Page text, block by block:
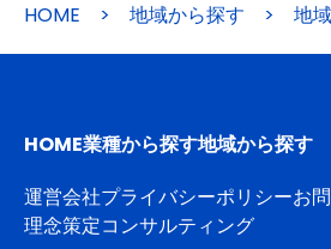
HOME > 地域から探す > 地
HOME業種から探す地域から探す
運営会社プライバシーポリシーお
理念策定コンサルティング